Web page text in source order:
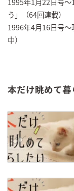
う」（64回連載）
1996年4月16日号
中）
本だけ眺めて